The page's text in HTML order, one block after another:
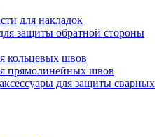
для накладок
защиты обратной стороны
кольцевых швов
прямолинейных швов
для защиты сварных